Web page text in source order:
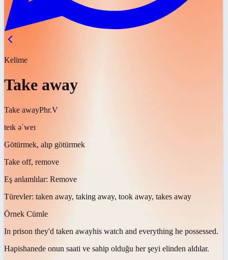
Kelime
Take away
Take awayPhr.V
teɪk əˈweɪ
Götürmek, alıp götürmek
Take off, remove
Eş anlamlılar: Remove
Türevler: taken away, taking away, took away, takes away
Örnek Cümle
In prison they'd taken awayhis watch and everything he possessed.
Hapishanede onun saati ve sahip olduğu her şeyi elinden aldılar.